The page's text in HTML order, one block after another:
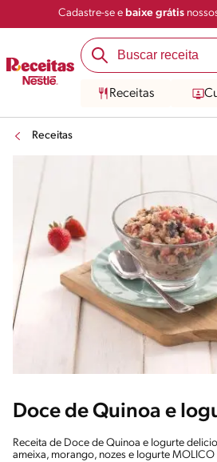
Cadastre-se e baixe grátis
Receitas
Receitas
Salvar
Doce de Quinoa e
Receita de Doce de Quinoa e Iogurte
ameixa, morango, nozes e Iogurte